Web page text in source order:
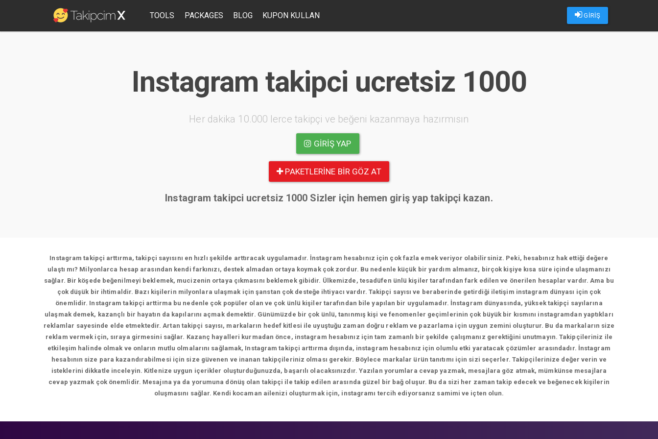
GİRİŞ
TOOLS PACKAGES BLOG KUPON KULLAN
Instagram takipci ucretsiz 1000
Her dakika 10.000 lerce takipçi ve beğeni kazanmaya hazırmısın
GIRIŞ YAP
PAKETLERINE BIR GÖZ AT
Instagram takipci ucretsiz 1000 Sizler için hemen giriş yap takipçi kazan.
Instagram takipçi arttırma, takipçi sayısını en hızlı şekilde arttıracak uygulamadır. İnstagram hesabınız için çok fazla emek veriyor olabilirsiniz. Peki, hesabınız hak ettiği değere
ulaştı mı? Milyonlarca hesap arasından kendi farkınızı, destek almadan ortaya koymak çok zordur. Bu nedenle küçük bir yardım almanız, birçok kişiye kısa süre içinde ulaşmanızı
sağlar. Bir köşede beğenilmeyi beklemek, mucizenin ortaya çıkmasını beklemek gibidir. Ülkemizde, tesadüfen ünlü kişiler tarafından fark edilen ve önerilen hesaplar vardır. Ama bu
çok düşük bir ihtimaldir. Bazı kişilerin milyonlara ulaşmak için şanstan çok desteğe ihtiyacı vardır. Takipçi sayısı ve beraberinde getirdiği iletişim instagram dünyası için çok
önemlidir. Instagram takipçi arttirma bu nedenle çok popüler olan ve çok ünlü kişiler tarafından bile yapılan bir uygulamadır. İnstagram dünyasında, yüksek takipçi sayılarına
ulaşmak demek, kazançlı bir hayatın da kapılarını açmak demektir. Günümüzde bir çok ünlü, tanınmış kişi ve fenomenler geçimlerinin çok büyük bir kısmını instagramdan yaptıkları
reklamlar sayesinde elde etmektedir. Artan takipçi sayısı, markaların hedef kitlesi ile uyuştuğu zaman doğru reklam ve pazarlama için uygun zemini oluşturur. Bu da markaların size
reklam vermek için, sıraya girmesini sağlar. Kazanç hayalleri kurmadan önce, instagram hesabınız için tam zamanlı bir şekilde çalışmanız gerektiğini unutmayın. Takipçileriniz ile
etkileşim halinde olmak ve onların mutlu olmalarını sağlamak, Instagram takipçi arttırma dışında, instagram hesabınız için olumlu etki yaratacak çözümler arasındadır. İnstagram
hesabının size para kazandırabilmesi için size güvenen ve inanan takipçileriniz olması gerekir. Böylece markalar ürün tanıtımı için sizi seçerler. Takipçilerinize değer verin ve
isteklerini dikkatle inceleyin. Kitlenize uygun içerikler oluşturduğunuzda, başarılı olacaksınızdır. Yazılan yorumlara cevap yazmak, mesajlara göz atmak, mümkünse mesajlara
cevap yazmak çok önemlidir. Mesajına ya da yorumuna dönüş olan takipçi ile takip edilen arasında güzel bir bağ oluşur. Bu da sizi her zaman takip edecek ve beğenecek kişilerin
oluşmasını sağlar. Kendi kocaman ailenizi oluşturmak için, instagramı tercih ediyorsanız samimi ve içten olun.